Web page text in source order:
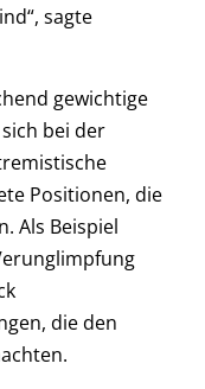
sagte
gewichtige
bei der
Positionen, die
Als Beispiel
die den